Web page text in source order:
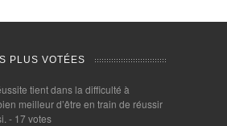
PLUS VOTÉES
tient dans la difficulté à
meilleur d’être en train de réussir
- 17 votes